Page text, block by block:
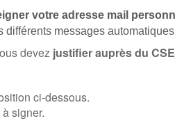
votre adresse mail
messages
devez justifier auprès du
ci-dessous.
signer.